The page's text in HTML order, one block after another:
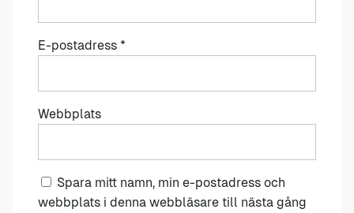
E-postadress *
Webbplats
Spara mitt namn, min e-postadress och
webbplats i denna webbläsare till nästa gång